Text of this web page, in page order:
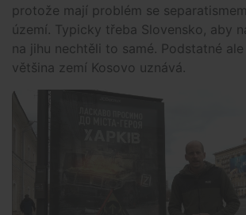
protože mají problém se
území. Typicky třeba Slovensko, aby
na jihu nechtěli to samé. Podstatné
většina zemí Kosovo uznává.